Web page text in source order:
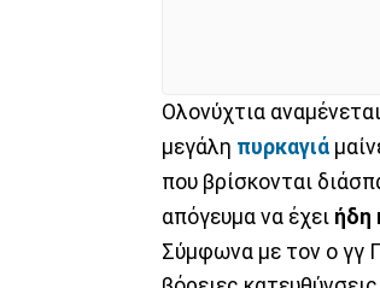
Ολονύχτια
μεγάλη πυρκαγιά
που βρίσκονται
απόγευμα να έχει ήδη
Σύμφωνα με τον ο γγ